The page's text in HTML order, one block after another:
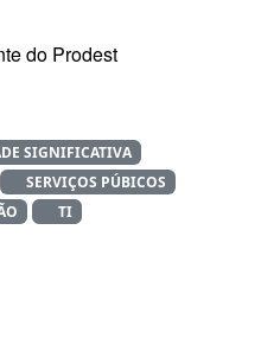
do Prodest
SIGNIFICATIVA
SERVIÇOS PÚBICOS
TI